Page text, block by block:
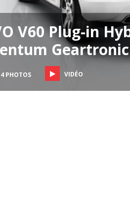
V60 Plug-in
Geartronic
4 PHOTOS VIDÉO